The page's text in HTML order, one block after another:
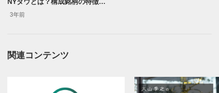
3年前
関連コンテンツ